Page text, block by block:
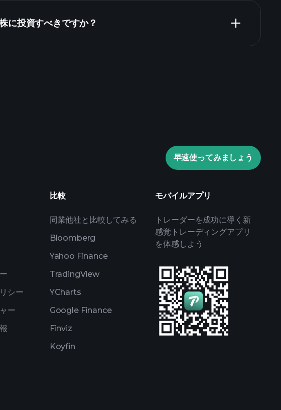
Playtrade Tournaments
に投資すべきですか？
ウォッチリスト
早速使ってみましょう
シー
ー
比較
同業他社と比較してみる
Bloomberg
Yahoo Finance
TradingView
YCharts
Google Finance
Finviz
Koyfin
モバイルアプリ
トレーダーを成功に導く新
感覚トレーディングアプリ
を体感しよう